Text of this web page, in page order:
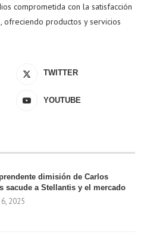
comprometida con la satisfacción
productos y servicios
TWITTER
YOUTUBE
dimisión de Carlos
sacude a Stellantis y el mercado
2025